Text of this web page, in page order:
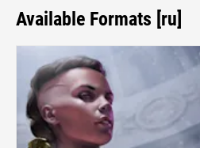
Available Formats [ru]